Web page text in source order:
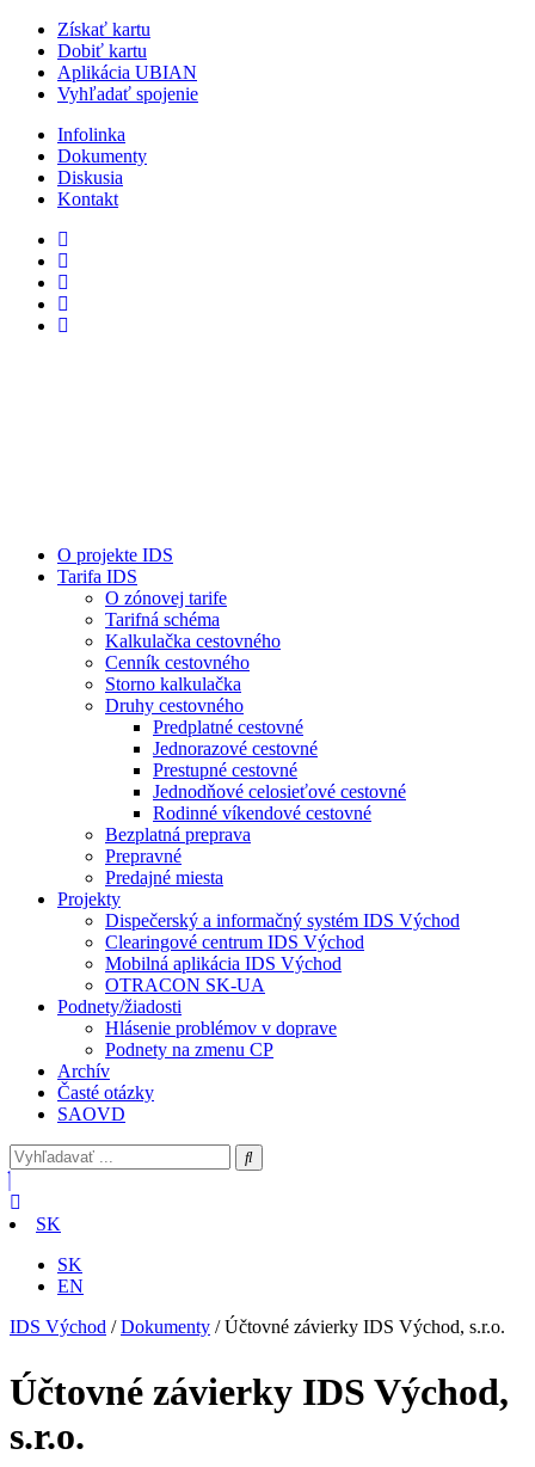
Získať kartu
Dobiť kartu
Aplikácia UBIAN
Vyhľadať spojenie
Infolinka
Dokumenty
Diskusia
Kontakt
O projekte IDS
Tarifa IDS
O zónovej tarife
Tarifná schéma
Kalkulačka cestovného
Cenník cestovného
Storno kalkulačka
Druhy cestovného
Predplatné cestovné
Jednorazové cestovné
Prestupné cestovné
Jednodňové celosieťové cestovné
Rodinné víkendové cestovné
Bezplatná preprava
Prepravné
Predajné miesta
Projekty
Dispečerský a informačný systém IDS Východ
Clearingové centrum IDS Východ
Mobilná aplikácia IDS Východ
OTRACON SK-UA
Podnety/žiadosti
Hlásenie problémov v doprave
Podnety na zmenu CP
Archív
Časté otázky
SAOVD
SK
SK
EN
IDS Východ /Dokumenty /Účtovné závierky IDS Východ, s.r.o.
Účtovné závierky IDS Východ,
s.r.o.